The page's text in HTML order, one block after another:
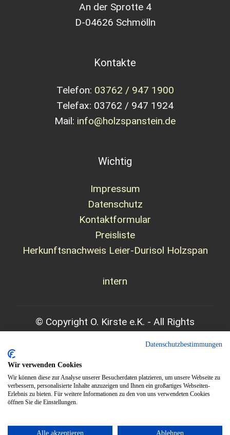
An der Sprotte 4
D-04626 Schmölln
Kontakte
Telefon: 03762 / 947 1900
Telefax: 03762 / 947 1924
Mail: info@holzspanstein.de
Wichtig
Impressum
Datenschutz
Kontaktformular
Preisliste
Herkunftsnachweis Leier-Durisol Holzspan
intern
© Copyright O. Kirste e.K. - All Rights
Alternative Stahlbeton
Datenschutzbestimmungen
Wir verwenden Cookies
Wir können diese zur Analyse unserer Besucherdaten platzieren, um unsere Webseite zu
verbessern, personalisierte Inhalte anzuzeigen und Ihnen ein großartiges Webseiten-
Erlebnis zu bieten. Für weitere Informationen zu den von uns verwendeten Cookies
öffnen Sie die Einstellungen.
Alle akzeptieren Ablehnen